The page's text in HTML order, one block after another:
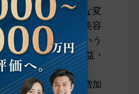
市場は、近年顕著な変
主な理由として、美容
急成長しているという
酬改定｣による収益・
す。
・転職志望者数も増加